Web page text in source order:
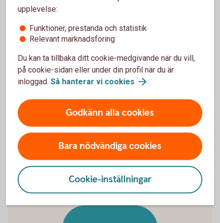
29 kr
29 kr per affär när du handlar för 1 kr–25 000 kr.
upplevelse:
Funktioner, prestanda och statistik
Relevant marknadsföring
Du kan ta tillbaka ditt cookie-medgivande när du vill,
på cookie-sidan eller under din profil när du är
inloggad. Så hanterar vi cookies .
Godkänn alla cookies
Bara nödvändiga cookies
Cookie-inställningar